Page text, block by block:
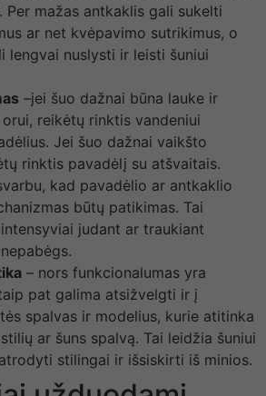
Per mažas antkaklis gali sukelti
ar net kvėpavimo sutrikimus, o
lengvai nuslysti ir leisti šuniui
–jei šuo dažnai būna lauke ir
reikėtų rinktis vandeniui
Jei šuo dažnai vaikšto
rinktis pavadėlį su atšvaitais.
kad pavadėlio ar antkaklio
būtų patikimas. Tai
judant ar traukiant
– nors funkcionalumas yra
pat galima atsižvelgti ir į
spalvas ir modelius, kurie atitinka
ar šuns spalvą. Tai leidžia šuniui
stilingai ir išsiskirti iš minios.